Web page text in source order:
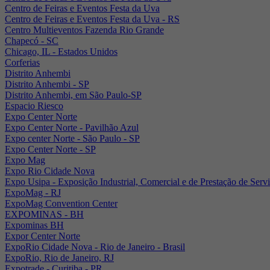
Centro de Feiras e Eventos Festa da Uva
Centro de Feiras e Eventos Festa da Uva - RS
Centro Multieventos Fazenda Rio Grande
Chapecó - SC
Chicago, IL - Estados Unidos
Corferias
Distrito Anhembi
Distrito Anhembi - SP
Distrito Anhembi, em São Paulo-SP
Espacio Riesco
Expo Center Norte
Expo Center Norte - Pavilhão Azul
Expo center Norte - São Paulo - SP
Expo Center Norte - SP
Expo Mag
Expo Rio Cidade Nova
Expo Usipa - Exposição Industrial, Comercial e de Prestação de
ExpoMag - RJ
ExpoMag Convention Center
EXPOMINAS - BH
Expominas BH
Expor Center Norte
ExpoRio Cidade Nova - Rio de Janeiro - Brasil
ExpoRio, Rio de Janeiro, RJ